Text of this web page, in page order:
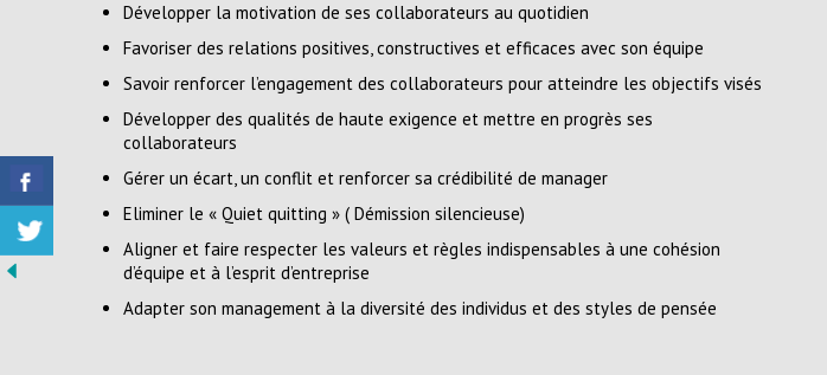
Développer la motivation de ses collaborateurs au quotidien
Favoriser des relations positives, constructives et efficaces avec son équipe
Savoir renforcer l’engagement des collaborateurs pour atteindre les objectifs visés
Développer des qualités de haute exigence et mettre en progrès ses
collaborateurs
Gérer un écart, un conflit et renforcer sa crédibilité de manager
Eliminer le « Quiet quitting » ( Démission silencieuse)
Aligner et faire respecter les valeurs et règles indispensables à une cohésion
d’équipe et à l’esprit d’entreprise
Adapter son management à la diversité des individus et des styles de pensée